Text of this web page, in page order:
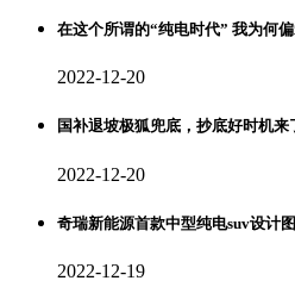
在这个所谓的“纯电时代” 我为何
2022-12-20
国补退坡极狐兜底，抄底好时机来
2022-12-20
奇瑞新能源首款中型纯电suv设计
2022-12-19